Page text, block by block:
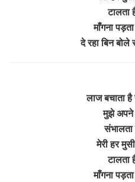
टालता
माँगना
दे रहा बिन
लाज बचाता
मुझे अपने
संभालता
मेरी हर
टालता
माँगना